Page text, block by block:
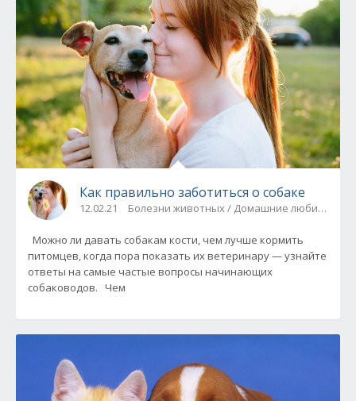
Как правильно заботиться о собаке
12.02.21 Болезни животных / Домашние любимцы
Можно ли давать собакам кости, чем лучше кормить
питомцев, когда пора показать их ветеринару — узнайте
ответы на самые частые вопросы начинающих
собаководов. Чем